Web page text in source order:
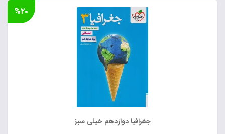
جغرافیا دوازدهم خیلی سبز
%۲۰